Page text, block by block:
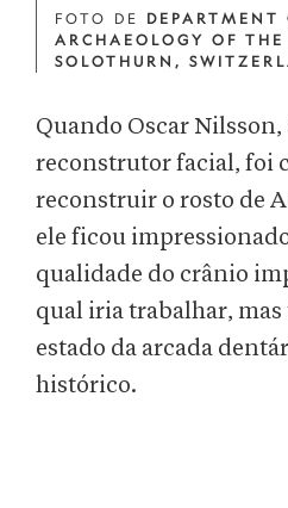
FOTO DE DEPARTMENT
ARCHAEOLOGY OF
SOLOTHURN,
Quando Oscar Nilsson,
reconstrutor facial, foi
reconstruir o rosto de
ele ficou
qualidade do crânio
qual iria trabalhar, mas
estado da arcada
histórico.